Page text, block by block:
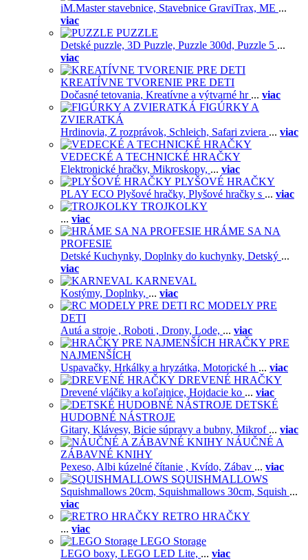
iM.Master stavebnice, Stavebnice GraviTrax, ME ...
viac
PUZZLE
Detské puzzle, 3D Puzzle, Puzzle 300d, Puzzle 5 ...
viac
KREATÍVNE TVORENIE PRE DETI
Dočasné tetovania, Kreatívne a výtvarné hr ... viac
FIGÚRKY A
ZVIERATKÁ
Hrdinovia, Z rozprávok, Schleich, Safari zviera ... viac
VEDECKÉ A TECHNICKÉ HRAČKY
Elektronické hračky, Mikroskopy, ... viac
PLYŠOVÉ HRAČKY
PLAY ECO Plyšové hračky, Plyšové hračky s ... viac
TROJKOLKY
... viac
HRÁME SA NA
PROFESIE
Detské Kuchynky, Doplnky do kuchynky, Detský ...
viac
KARNEVAL
Kostýmy, Doplnky, ... viac
RC MODELY PRE
DETI
Autá a stroje , Roboti , Drony, Lode, ... viac
HRAČKY PRE
NAJMENŠÍCH
Uspavačky, Hrkálky a hryzátka, Motorické h ... viac
DREVENÉ HRAČKY
Drevené vláčiky a koľajnice, Hojdacie ko ... viac
DETSKÉ
HUDOBNÉ NÁSTROJE
Gitary, Klávesy, Bicie súpravy a bubny, Mikrof ... viac
NÁUČNÉ A
ZÁBAVNÉ KNIHY
Pexeso, Albi kúzelné čítanie , Kvído, Zábav ... viac
SQUISHMALLOWS
Squishmallows 20cm, Squishmallows 30cm, Squish ...
viac
RETRO HRAČKY
... viac
LEGO Storage
LEGO boxy, LEGO LED Lite, ... viac